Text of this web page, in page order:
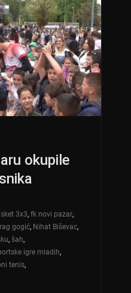
okupile
3x3, fk novi pazar,
gogić, Nihat Biševac,
, šah,
igre mladih,
tenis,